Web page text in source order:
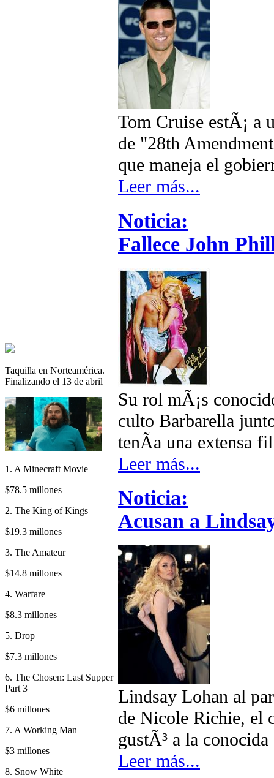
Taquilla en Norteamérica.
Finalizando el 13 de abril
1. A Minecraft Movie
$78.5 millones
2. The King of Kings
$19.3 millones
3. The Amateur
$14.8 millones
4. Warfare
$8.3 millones
5. Drop
$7.3 millones
6. The Chosen: Last Supper
Part 3
$6 millones
7. A Working Man
$3 millones
8. Snow White
Tom Cruise estÃ¡ a
de "28th
que maneja el
Leer más...
Noticia:
Fallece John
Su rol mÃ¡s
culto Barbarella
tenÃ­a una extensa
Leer más...
Noticia:
Acusan a
Lindsay Lohan al
de Nicole Richie, el
gustÃ³ a la
Leer más...